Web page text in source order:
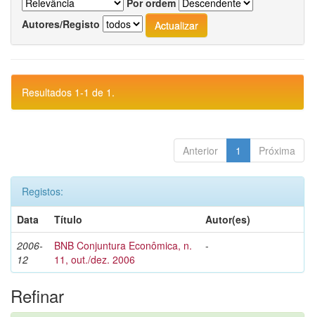
Por ordem
Autores/Registo
Resultados 1-1 de 1.
Anterior 1 Próxima
Registos:
Data
Título
Autor(es)
2006-
12
BNB Conjuntura Econômica, n.
11, out./dez. 2006
-
Refinar